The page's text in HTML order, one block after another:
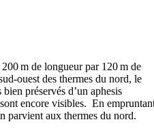
m de longueur par 120 m de
ouest des thermes du nord, le
préservés d’un aphesis
encore visibles. En
parvient aux thermes du nord.